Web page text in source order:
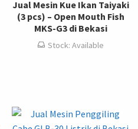
Jual Mesin Kue Ikan Taiyaki
(3 pcs) – Open Mouth Fish
MKS-G3 di Bekasi
Stock: Available